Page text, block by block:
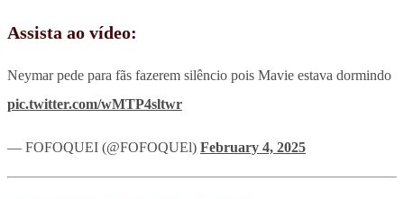
Assista ao vídeo:
Neymar pede para fãs fazerem silêncio pois Mavie estava dormindo
pic.twitter.com/wMTP4sltwr
— FOFOQUEI (@FOFOQUEl) February 4, 2025